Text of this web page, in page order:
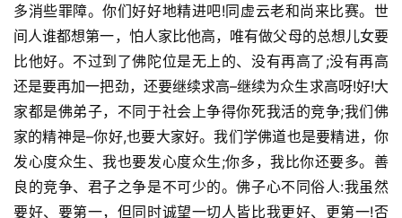
音
高
僧
访
谈
心
乐
多消些罪障。你们好好地精进吧!同虚云老和尚来比赛。世
间人谁都想第一，怕人家比他高，唯有做父母的总想儿女要
比他好。不过到了佛陀位是无上的、没有再高了;没有再高
还是要再加一把劲，还要继续求高–继续为众生求高呀!好!大
家都是佛弟子，不同于社会上争得你死我活的竞争;我们佛
家的精神是–你好,也要大家好。我们学佛道也是要精进，你
发心度众生、我也要发心度众生;你多，我比你还要多。善
良的竞争、君子之争是不可少的。佛子心不同俗人:我虽然
要好、要第一，但同时诚望一切人皆比我更好、更第一!否